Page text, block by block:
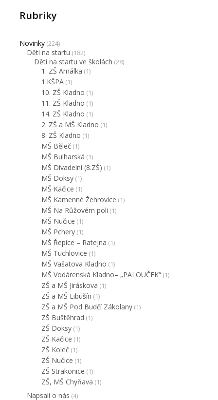
Rubriky
Novinky (224)
Děti na startu (182)
Děti na startu ve školách (28)
1. ZŠ Amálka (1)
1.KŠPA (1)
10. ZŠ Kladno (1)
11. ZŠ Kladno (1)
14. ZŠ Kladno (1)
2. ZŠ a MŠ Kladno (1)
8. ZŠ Kladno (1)
MŠ Běleč (1)
MŠ Bulharská (1)
MŠ Divadelní (8.ZŠ) (1)
MŠ Doksy (1)
MŠ Kačice (1)
MŠ Kamenné Žehrovice (1)
MŠ Na Růžovém poli (1)
MŠ Nučice (1)
MŠ Pchery (1)
MŠ Řepice – Ratejna (1)
MŠ Tuchlovice (1)
MŠ Vašatova Kladno (1)
MŠ Vodárenská Kladno– „PALOUČEK“ (1)
ZŠ a MŠ Jiráskova (1)
ZŠ a MŠ Libušín (1)
ZŠ a MŠ Pod Budčí Zákolany (1)
ZŠ Buštěhrad (1)
ZŠ Doksy (1)
ZŠ Kačice (1)
ZŠ Koleč (1)
ZŠ Nučice (1)
ZŠ Strakonice (1)
ZŠ, MŠ Chyňava (1)
Napsali o nás (4)